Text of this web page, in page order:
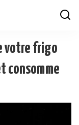
votre frigo
consomme